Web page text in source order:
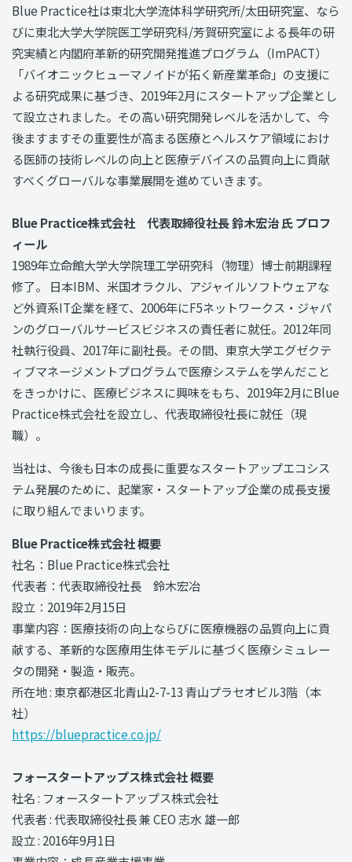
Blue Practice社は東北大学流体科学研究所/太田研究室、なら
びに東北大学大学院医工学研究科/芳賀研究室による長年の研
究実績と内閣府革新的研究開発推進プログラム（ImPACT）
「バイオニックヒューマノイドが拓く新産業革命」の支援に
よる研究成果に基づき、2019年2月にスタートアップ企業とし
て設立されました。その高い研究開発レベルを活かして、今
後ますますその重要性が高まる医療とヘルスケア領域におけ
る医師の技術レベルの向上と医療デバイスの品質向上に貢献
すべくグローバルな事業展開を進めていきます。
Blue Practice株式会社 代表取締役社長 鈴木宏治 氏 プロフ
ィール
1989年立命館大学大学院理工学研究科（物理）博士前期課程
修了。 日本IBM、米国オラクル、アジャイルソフトウェアな
ど外資系IT企業を経て、2006年にF5ネットワークス・ジャパ
ンのグローバルサービスビジネスの責任者に就任。2012年同
社執行役員、2017年に副社長。その間、東京大学エグゼクテ
ィブマネージメントプログラムで医療システムを学んだこと
をきっかけに、医療ビジネスに興味をもち、2019年2月にBlue
Practice株式会社を設立し、代表取締役社長に就任（現
職）。
当社は、今後も日本の成長に重要なスタートアップエコシス
テム発展のために、起業家・スタートアップ企業の成長支援
に取り組んでまいります。
Blue Practice株式会社 概要
社名：Blue Practice株式会社
代表者：代表取締役社長 鈴木宏冶
設立：2019年2月15日
事業内容：医療技術の向上ならびに医療機器の品質向上に貢
献する、革新的な医療用生体モデルに基づく医療シミュレー
タの開発・製造・販売。
所在地 : 東京都港区北青山2-7-13 青山プラセオビル3階（本
社）
https://bluepractice.co.jp/
フォースタートアップス株式会社 概要
社名 : フォースタートアップス株式会社
代表者 : 代表取締役社⻑ 兼 CEO 志水 雄一郎
設立 : 2016年9月1日